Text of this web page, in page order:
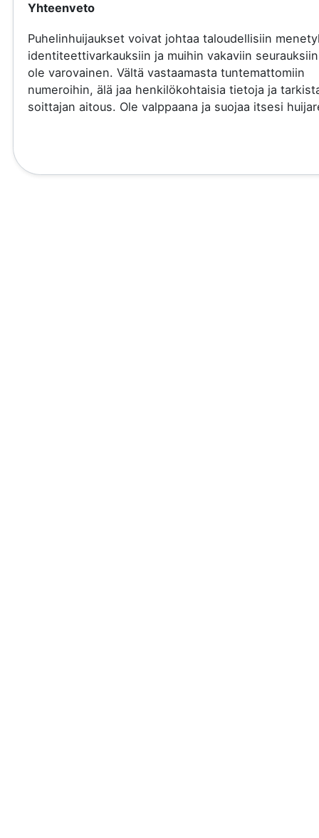
Yhteenveto
Puhelinhuijaukset voivat johtaa taloudellisiin
identiteettivarkauksiin ja muihin vakaviin
ole varovainen. Vältä vastaamasta tuntemattomiin
numeroihin, älä jaa henkilökohtaisia tietoja ja
soittajan aitous. Ole valppaana ja suojaa itsesi